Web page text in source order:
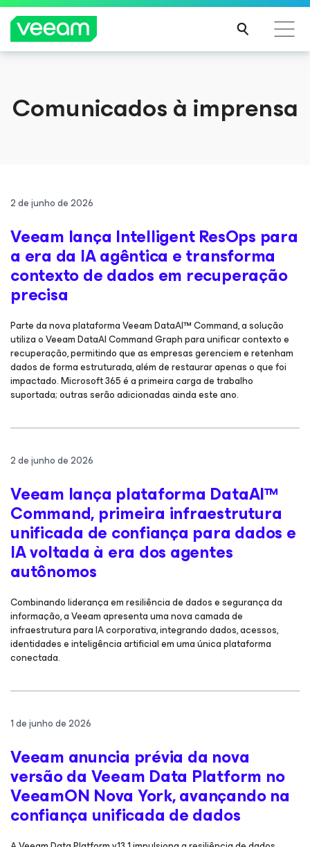
pela atualização de conteúdo da CrowdStrike
LEIA
Comunicados à imprensa
2 de junho de 2026
Veeam lança Intelligent ResOps para
a era da IA agêntica e transforma
contexto de dados em recuperação
precisa
Parte da nova plataforma Veeam DataAI™ Command, a solução
utiliza o Veeam DataAI Command Graph para unificar contexto e
recuperação, permitindo que as empresas gerenciem e retenham
dados de forma estruturada, além de restaurar apenas o que foi
impactado. Microsoft 365 é a primeira carga de trabalho
suportada; outras serão adicionadas ainda este ano.
2 de junho de 2026
Veeam lança plataforma DataAI™
Command, primeira infraestrutura
unificada de confiança para dados e
IA voltada à era dos agentes
autônomos
Combinando liderança em resiliência de dados e segurança da
informação, a Veeam apresenta uma nova camada de
infraestrutura para IA corporativa, integrando dados, acessos,
identidades e inteligência artificial em uma única plataforma
conectada.
1 de junho de 2026
Veeam anuncia prévia da nova
versão da Veeam Data Platform no
VeeamON Nova York, avançando na
confiança unificada de dados